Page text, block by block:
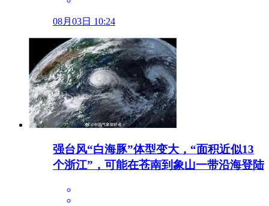
08月03日 10:24
强台风“白海豚”体型变大，“面积近似13
个浙江”，可能在苍南到象山一带沿海登陆